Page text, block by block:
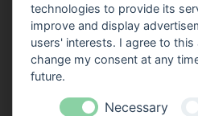
technologies to provide its
improve and display
users' interests. I agree to
change my consent at any
future.
Necessary